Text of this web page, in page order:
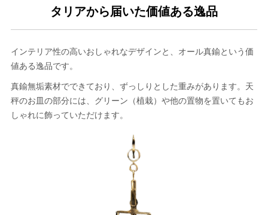
タリアから届いた価値ある逸品
インテリア性の高いおしゃれなデザインと、オール真鍮という価
値ある逸品です。
真鍮無垢素材でできており、ずっしりとした重みがあります。天
秤のお皿の部分には、グリーン（植栽）や他の置物を置いてもお
しゃれに飾っていただけます。